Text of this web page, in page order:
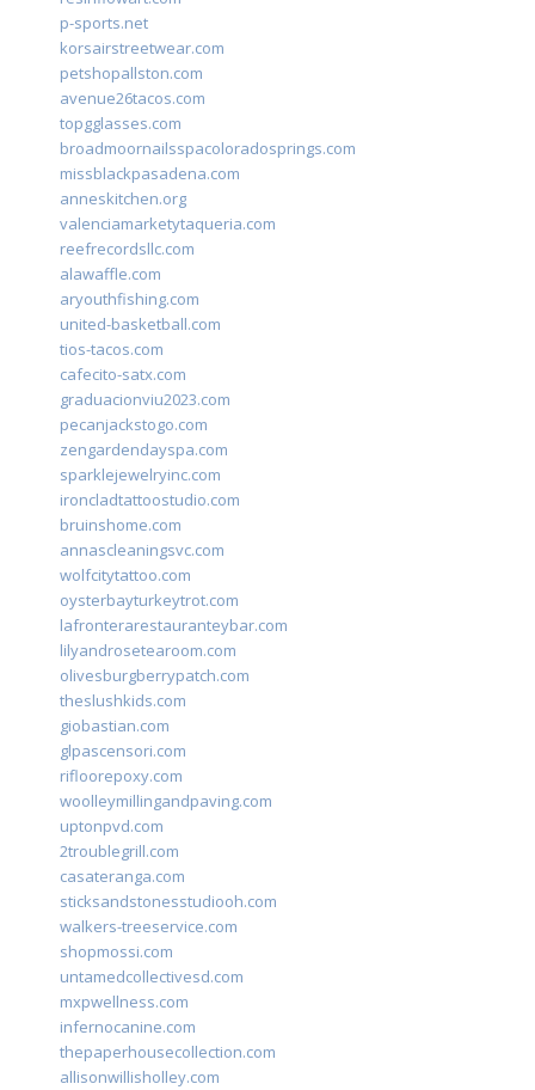
p-sports.net
korsairstreetwear.com
petshopallston.com
avenue26tacos.com
topgglasses.com
broadmoornailsspacoloradosprings.com
missblackpasadena.com
anneskitchen.org
valenciamarketytaqueria.com
reefrecordsllc.com
alawaffle.com
aryouthfishing.com
united-basketball.com
tios-tacos.com
cafecito-satx.com
graduacionviu2023.com
pecanjackstogo.com
zengardendayspa.com
sparklejewelryinc.com
ironcladtattoostudio.com
bruinshome.com
annascleaningsvc.com
wolfcitytattoo.com
oysterbayturkeytrot.com
lafronterarestauranteybar.com
lilyandrosetearoom.com
olivesburgberrypatch.com
theslushkids.com
giobastian.com
glpascensori.com
rifloorepoxy.com
woolleymillingandpaving.com
uptonpvd.com
2troublegrill.com
casateranga.com
sticksandstonesstudiooh.com
walkers-treeservice.com
shopmossi.com
untamedcollectivesd.com
mxpwellness.com
infernocanine.com
thepaperhousecollection.com
allisonwillisholley.com